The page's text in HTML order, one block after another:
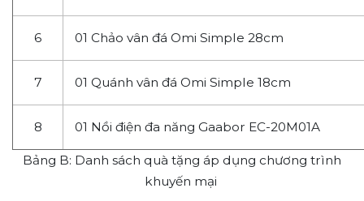
6 01 Chảo vân đá Omi Simple 28cm
7 01 Quánh vân đá Omi Simple 18cm
8 01 Nồi điện đa năng Gaabor EC-20M01A
Bảng B: Danh sách quà tặng áp dụng chương trình
khuyến mại